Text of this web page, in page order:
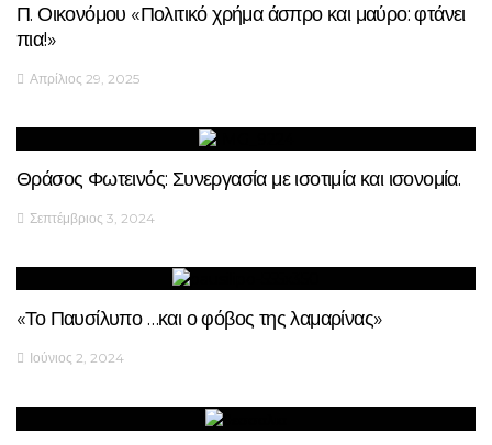
Π. Οικονόμου «Πολιτικό χρήμα άσπρο και μαύρο: φτάνει
πια!»
Απρίλιος 29, 2025
Θράσος Φωτεινός: Συνεργασία με ισοτιμία και ισονομία.
Σεπτέμβριος 3, 2024
«Το Παυσίλυπο …και ο φόβος της λαμαρίνας»
Ιούνιος 2, 2024